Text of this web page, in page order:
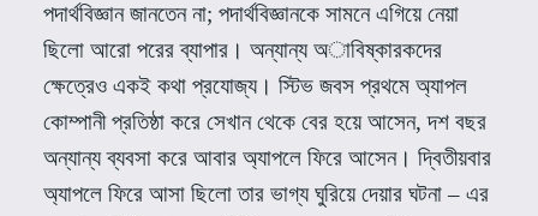
পদার্থবিজ্ঞান জানতেন না; পদার্থবিজ্ঞানকে সামনে এগিয়ে নেয়া
ছিলো আরো পরের ব্যাপার। অন্যান্য অাবিষ্কারকদের
ক্ষেত্রেও একই কথা প্রযোজ্য। স্টিভ জবস প্রথমে অ্যাপল
কোম্পানী প্রতিষ্ঠা করে সেখান থেকে বের হয়ে আসেন,দশ বছর
অন্যান্য ব্যবসা করে আবার অ্যাপলে ফিরে আসেন। দ্বিতীয়বার
অ্যাপলে ফিরে আসা ছিলো তার ভাগ্য ঘুরিয়ে দেয়ার ঘটনা – এর